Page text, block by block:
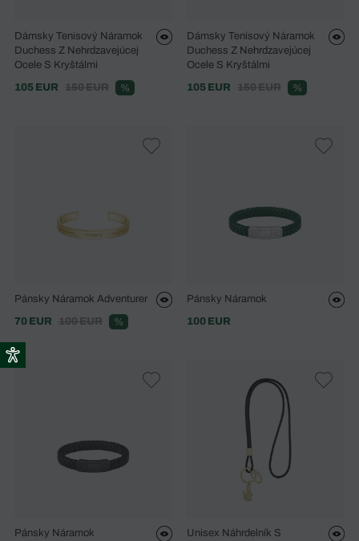
Dámsky Tenisový Náramok
Duchess Z Nehrdzavejúcej
Ocele S Kryštálmi
105 EUR
150 EUR %
Dámsky Tenisový Náramok
Duchess Z Nehrdzavejúcej
Ocele S Kryštálmi
105 EUR
150 EUR %
Pánsky Náramok Adventurer
70 EUR
100 EUR %
Pánsky Náramok
100 EUR
Pánsky Náramok
Unisex Náhrdelník S